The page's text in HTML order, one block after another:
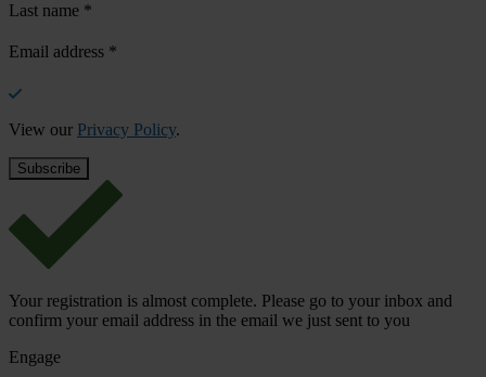
Last name *
Email address *
View our Privacy Policy.
Your registration is almost complete. Please go to your inbox and
confirm your email address in the email we just sent to you
Engage